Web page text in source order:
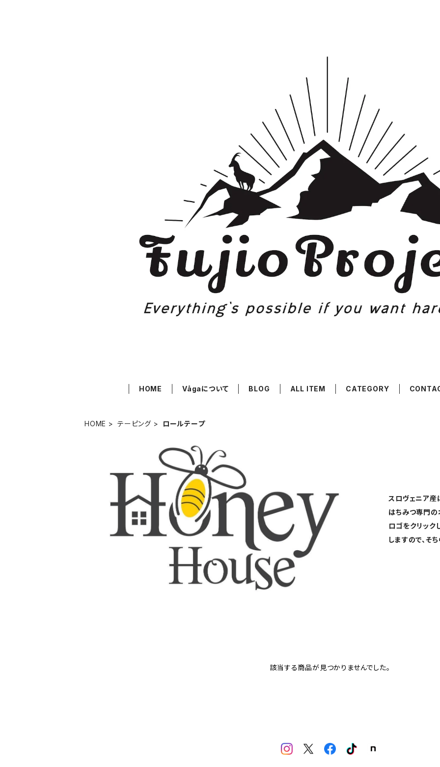
HOME Vågaについて BLOG ALL ITEM CATEGORY
HOME テーピング ロールテープ
スロヴェニア産
はちみつ専門の
ロゴをクリック
しますので、そ
該当する商品が見つかりませんでした。